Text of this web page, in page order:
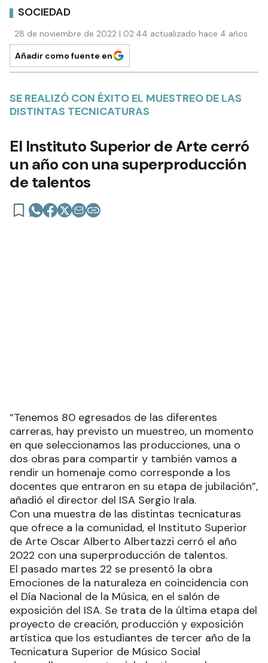
28 de noviembre de 2022 | 02:44 actualizado hace 4 años
SE REALIZÓ CON ÉXITO EL MUESTREO DE LAS
DISTINTAS TECNICATURAS
El Instituto Superior de Arte cerró
“Tenemos 80 egresados de las diferentes
carreras, hay previsto un muestreo, un momento
en que seleccionamos las producciones, una o
dos obras para compartir y también vamos a
rendir un homenaje como corresponde a los
docentes que entraron en su etapa de jubilación”,
añadió el director del ISA Sergio Irala.
Con una muestra de las distintas tecnicaturas
que ofrece a la comunidad, el Instituto Superior
de Arte Oscar Alberto Albertazzi cerró el año
2022 con una superproducción de talentos.